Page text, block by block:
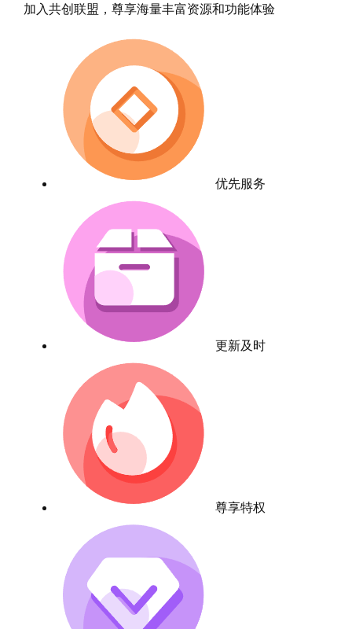
加入共创联盟，尊享海量丰富资源和功能体验
优先服务
更新及时
尊享特权